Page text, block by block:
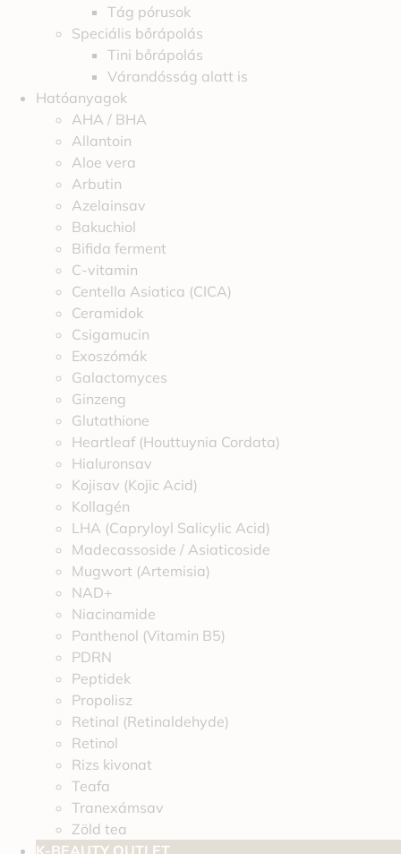
Tág pórusok
Speciális bőrápolás
Tini bőrápolás
Várandósság alatt is
Hatóanyagok
AHA / BHA
Allantoin
Aloe vera
Arbutin
Azelainsav
Bakuchiol
Bifida ferment
C-vitamin
Centella Asiatica (CICA)
Ceramidok
Csigamucin
Exoszómák
Galactomyces
Ginzeng
Glutathione
Heartleaf (Houttuynia Cordata)
Hialuronsav
Kojisav (Kojic Acid)
Kollagén
LHA (Capryloyl Salicylic Acid)
Madecassoside / Asiaticoside
Mugwort (Artemisia)
NAD+
Niacinamide
Panthenol (Vitamin B5)
PDRN
Peptidek
Propolisz
Retinal (Retinaldehyde)
Retinol
Rizs kivonat
Teafa
Tranexámsav
Zöld tea
K-BEAUTY OUTLET